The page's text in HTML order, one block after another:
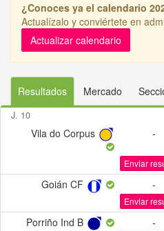
¿Conoces ya el calendario
Actualízalo y conviértete en
Actualizar calendario
Resultados Mercado
J. 10
Vila do Corpus -
Enviar
Goián CF -
Enviar
Porriño Ind B -